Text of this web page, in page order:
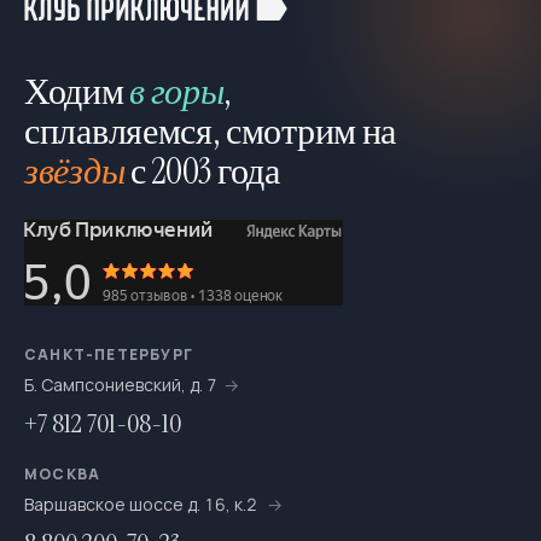
Лыжные
Можно с собакой
Молодёжный отдых
На выходные
На катамаранах
На каяках по Санкт-Петербургу
Ходимв горы,
сплавляемся, смотрим на
звёздыс 2003 года
САНКТ-ПЕТЕРБУРГ
Б. Сампсониевский, д. 7
+7 812 701-08-10
МОСКВА
Варшавское шоссе д. 16, к.2